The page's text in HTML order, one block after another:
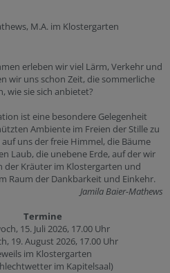
M.A. im Klostergarten
erleben wir viel Lärm, Verkehr und
wir uns schon Zeit, die sommerliche
wie sie sich anbietet?
ist eine besondere Gelegenheit
Ambiente im Freien der Stille zu
uns der freie Himmel, die Bäume
Laub, die unebene Erde, auf der wir
der Kräuter im Klostergarten und
Raum der Dankbarkeit und Einkehr.
Jamila Baier-Mathews
Termine
15. Juli 2026, 17.00 Uhr
19. August 2026, 17.00 Uhr
im Klostergarten
im Kapitelsaal)